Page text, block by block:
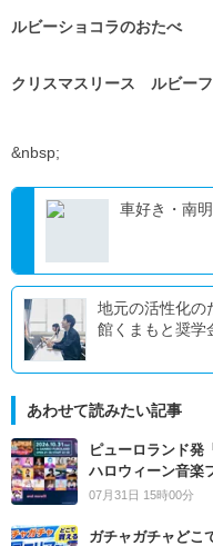
ルビーショコラのおたべ
クリスマスリース ルビー
&nbsp;
車好き・南
地元の活性化の
館くまもと奨学
あわせて読みたい記事
ピューロランド発
ハロウィーン音楽
07月31日 15時00分
ガチャガチャどこ